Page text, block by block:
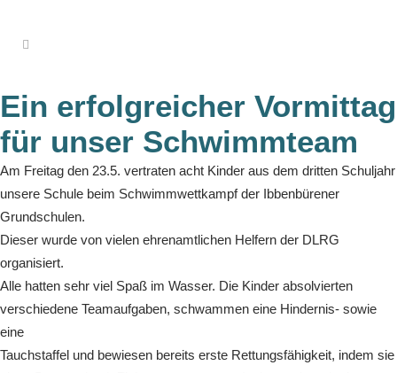
Ein erfolgreicher Vormittag
für unser Schwimmteam
Am Freitag den 23.5. vertraten acht Kinder aus dem dritten Schuljahr
unsere Schule beim Schwimmwettkampf der Ibbenbürener
Grundschulen.
Dieser wurde von vielen ehrenamtlichen Helfern der DLRG
organisiert.
Alle hatten sehr viel Spaß im Wasser. Die Kinder absolvierten
verschiedene Teamaufgaben, schwammen eine Hindernis- sowie
eine
Tauchstaffel und bewiesen bereits erste Rettungsfähigkeit, indem sie